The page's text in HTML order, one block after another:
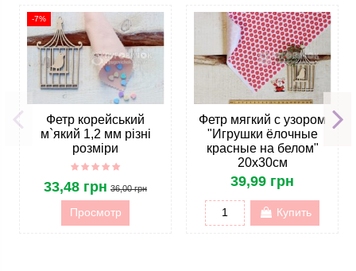
-7%
Фетр корейський
м`який 1,2 мм різні
розміри
33,48 грн 36,00 грн
Просмотр
Фетр мягкий с узором
"Игрушки ёлочные
красные на белом"
20х30см
39,99 грн
Купить